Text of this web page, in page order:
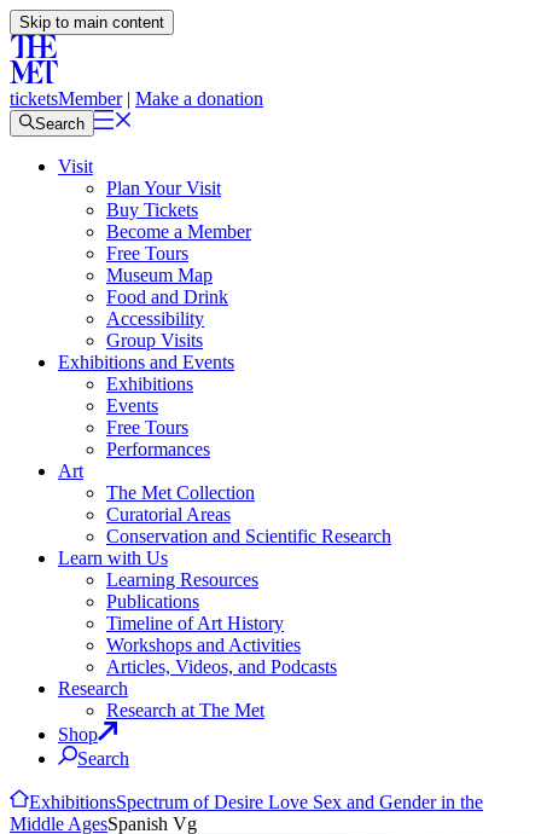
Skip to main content
ticketsMember| Make a donation
Search
Visit
Plan Your Visit
Buy Tickets
Become a Member
Free Tours
Museum Map
Food and Drink
Accessibility
Group Visits
Exhibitions and Events
Exhibitions
Events
Free Tours
Performances
Art
The Met Collection
Curatorial Areas
Conservation and Scientific Research
Learn with Us
Learning Resources
Publications
Timeline of Art History
Workshops and Activities
Articles, Videos, and Podcasts
Research
Research at The Met
Shop
Search
ExhibitionsSpectrum of Desire Love Sex and Gender in the
Middle AgesSpanish Vg